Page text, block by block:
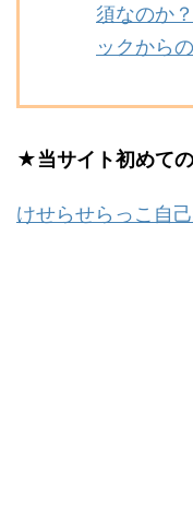
須なのか
ックから
★当サイト初めて
けせらせらっこ自